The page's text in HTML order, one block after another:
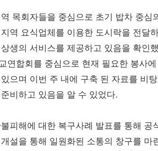
목회자들을 중심으로 초기 밥차 중심
역 요식업체를 이용한 도시락을 전달
생의 서비스를 제공하고 있음을 확인
연합회를 중심으로 현재 필요한 봉사에
으며 이번 주 내에 구축 된 자료를 비
비하고 있음을 알 수 있었다.
피해에 대한 복구사례 발표를 통해 공
설을 통해 일원화된 소통의 창구를 마